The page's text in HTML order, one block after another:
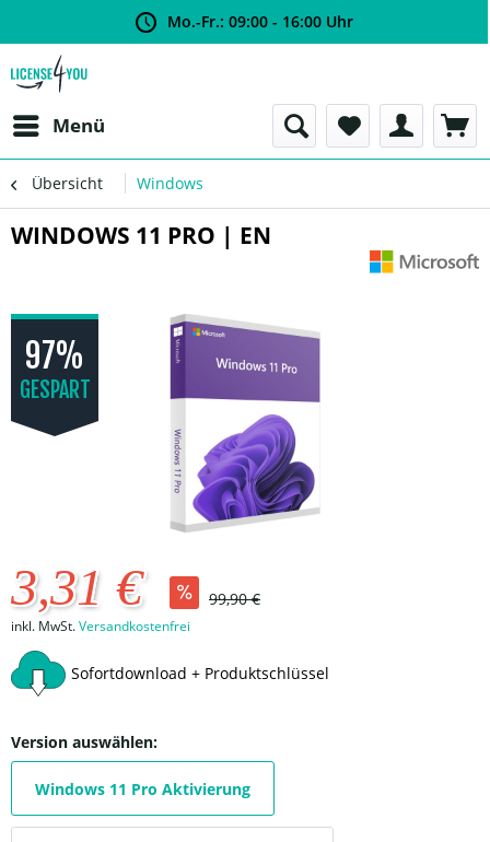
Mo.-Fr.: 09:00 - 16:00 Uhr
Menü
Übersicht Windows
WINDOWS 11 PRO | EN
97%
GESPART
3,31 € 99,90 €
inkl. MwSt.Versandkostenfrei
Sofortdownload + Produktschlüssel
Version auswählen:
Windows 11 Pro Aktivierung